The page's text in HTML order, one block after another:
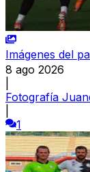
Imágenes del
8 ago 2026
Fotografía
1